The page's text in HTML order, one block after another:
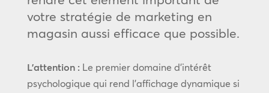
votre stratégie de marketing en
magasin aussi efficace que possible.
L’attention : Le premier domaine d’intérêt
psychologique qui rend l’affichage dynamique si